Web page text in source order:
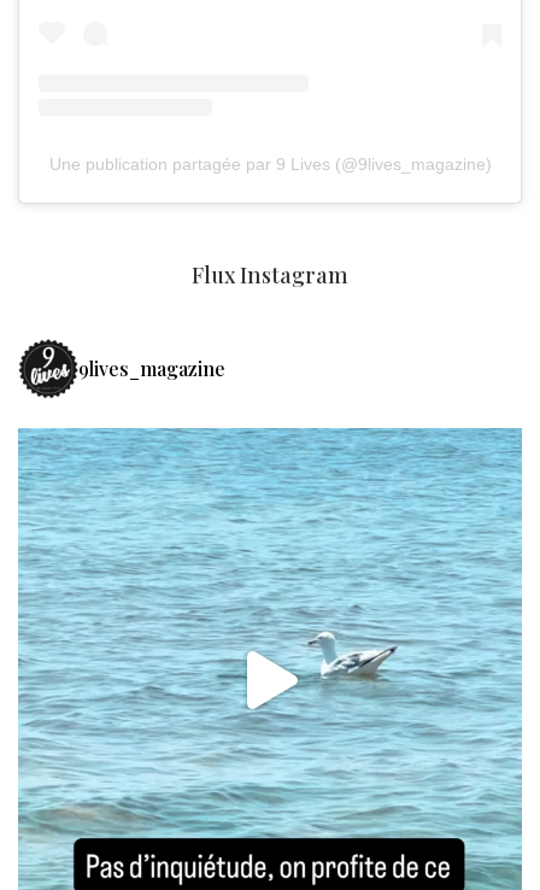
Une publication partagée par 9 Lives (@9lives_magazine)
Flux Instagram
9lives_magazine